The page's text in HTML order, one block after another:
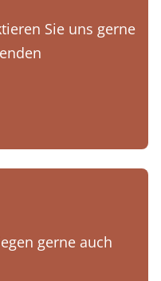
Sie uns gerne
gerne auch